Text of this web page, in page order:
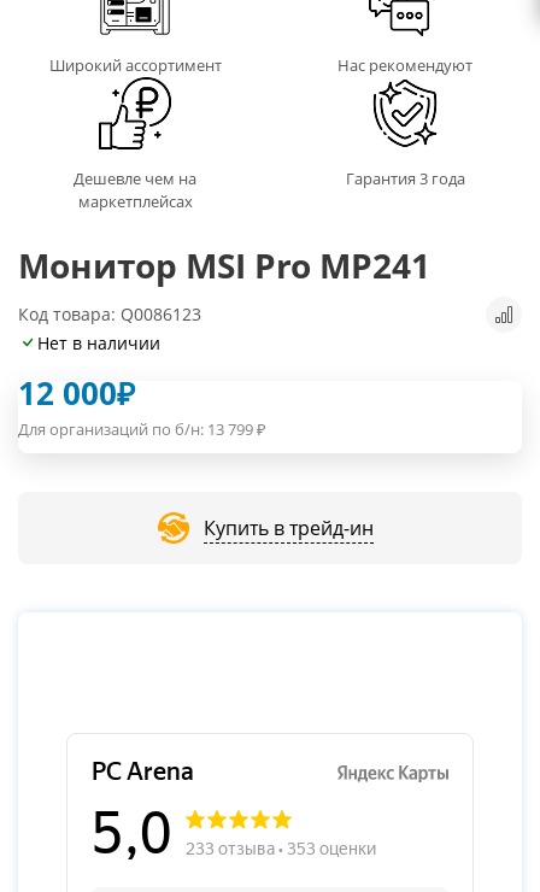
Широкий ассортимент Нас рекомендуют
Дешевле чем на
маркетплейсах
Гарантия 3 года
Монитор MSI Pro MP241
Код товара: Q0086123
Нет в наличии
12 000₽
Для организаций по б/н: 13 799₽
Купить в трейд-ин